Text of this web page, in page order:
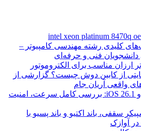
کلیدی رشته مهندسی کامپیوتر –
فنی و حرفه‌ای
ارزان مناسب برای الکتروموتور
از کابین دوش چیست؟ گزارشی از
واقعی آریان جام
مقایسه اندروید 16 و iOS 26.1: بررسی کامل سرعت، امنیت
سقفی، باند اکتیو و باند پسیو با
در آوازک